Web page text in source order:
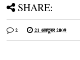
SHARE:
2 21 अक्टूबर 2009